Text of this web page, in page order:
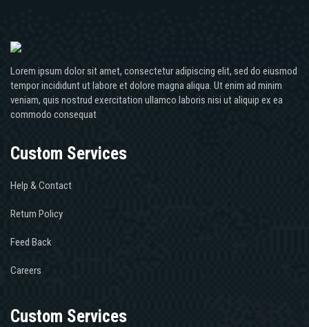
Lorem ipsum dolor sit amet, consectetur adipiscing elit, sed do eiusmod
tempor incididunt ut labore et dolore magna aliqua. Ut enim ad minim
veniam, quis nostrud exercitation ullamco laboris nisi ut aliquip ex ea
commodo consequat
Custom Services
Help & Contact
Return Policy
Feed Back
Careers
Custom Services